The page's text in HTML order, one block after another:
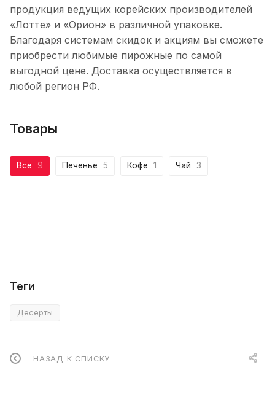
продукция ведущих корейских производителей
«Лотте» и «Орион» в различной упаковке.
Благодаря системам скидок и акциям вы сможете
приобрести любимые пирожные по самой
выгодной цене. Доставка осуществляется в
любой регион РФ.
Товары
Все 9 Печенье 5 Кофе 1 Чай 3
Теги
Десерты
НАЗАД К СПИСКУ